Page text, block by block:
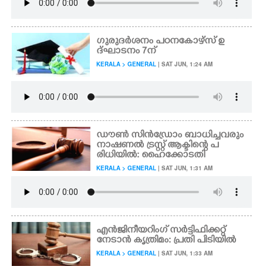
ഗുരുദർശനം പഠനകോഴ്സ് ഉ
ദ്ഘാടനം 7ന്
KERALA > GENERAL | SAT JUN, 1:24 AM
ഡൗൺ സിൻഡ്രോം ബാധിച്ചവരും
നാഷണൽ ട്രസ്റ്റ് ആക്ടിന്റെ പ
രിധിയിൽ: ഹൈക്കോടതി
KERALA > GENERAL | SAT JUN, 1:31 AM
എൻജിനീയറിംഗ് സർട്ടിഫിക്കറ്റ്
നേടാൻ കൃത്രിമം: പ്രതി പിടിയിൽ
KERALA > GENERAL | SAT JUN, 1:33 AM